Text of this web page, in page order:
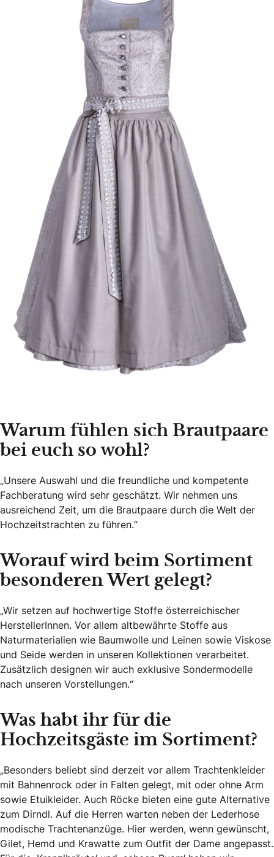
Warum fühlen sich Brautpaare
bei euch so wohl?
„Unsere Auswahl und die freundliche und kompetente
Fachberatung wird sehr geschätzt. Wir nehmen uns
ausreichend Zeit, um die Brautpaare durch die Welt der
Hochzeitstrachten zu führen.“
Worauf wird beim Sortiment
besonderen Wert gelegt?
„Wir setzen auf hochwertige Stoffe österreichischer
HerstellerInnen. Vor allem altbewährte Stoffe aus
Naturmaterialien wie Baumwolle und Leinen sowie Viskose
und Seide werden in unseren Kollektionen verarbeitet.
Zusätzlich designen wir auch exklusive Sondermodelle
nach unseren Vorstellungen.“
Was habt ihr für die
Hochzeitsgäste im Sortiment?
„Besonders beliebt sind derzeit vor allem Trachtenkleider
mit Bahnenrock oder in Falten gelegt, mit oder ohne Arm
sowie Etuikleider. Auch Röcke bieten eine gute Alternative
zum Dirndl. Auf die Herren warten neben der Lederhose
modische Trachtenanzüge. Hier werden, wenn gewünscht,
Gilet, Hemd und Krawatte zum Outfit der Dame angepasst.